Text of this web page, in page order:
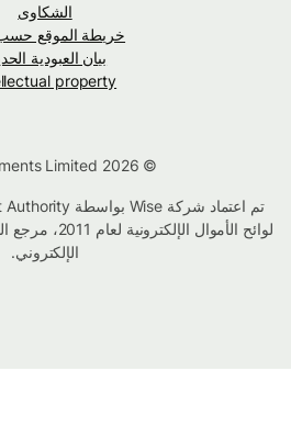
الشكاوى
خريطة الموقع حسب
بيان العبودية الحديثة
property
لوائح الأموال الإلكترونية لعام 2011، مرجع الشركة
الإلكتروني.